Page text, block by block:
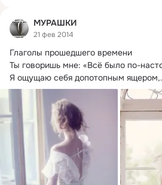
МУРАШКИ
21 фев 2014
Глаголы прошедшего времени
Ты говоришь мне: «Всё было по-
Я ощущаю себя допотопным ящером,
бэк-вокалистом группы